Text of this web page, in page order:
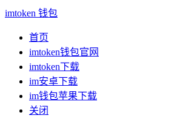
imtoken 钱包
首页
imtoken钱包官网
imtoken下载
im安卓下载
im钱包苹果下载
关闭